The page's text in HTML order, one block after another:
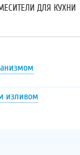
ДЛЯ КУХНИ
изливом